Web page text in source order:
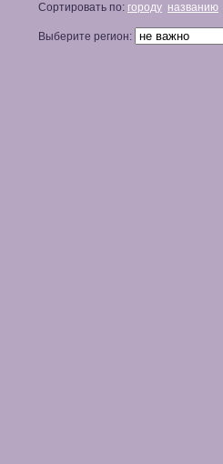
Сортировать по: городу названию
Выберите регион: